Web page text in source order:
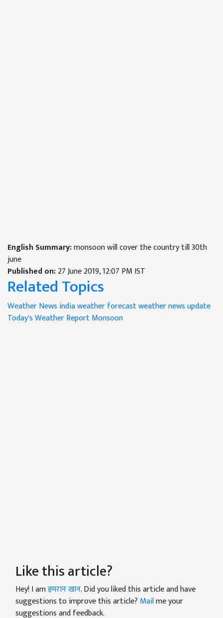
English Summary:monsoon will cover the country till 30th
june
Published on:27 June 2019, 12:07 PM IST
Related Topics
Weather News india weather forecastweather news update
Today's Weather ReportMonsoon
Like this article?
Hey! I amइमरान खान. Did you liked this article and have
suggestions to improve this article? Mailme your
suggestions and feedback.